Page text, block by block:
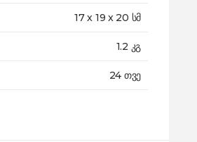
17 x 19 x 20 სმ
1.2 კგ
24 თვე